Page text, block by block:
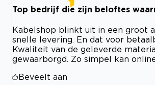
Top bedrijf die zijn beloftes
Kabelshop blinkt uit in een groot
snelle levering. En dat voor
Kwaliteit van de geleverde
gewaarborgd. Zo simpel kan
Beveelt aan